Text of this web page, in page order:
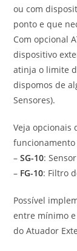
ou com
ponto e que
Com opcional
dispositivo
atinja o limite
dispomos de
Sensores).
Veja opcionais
funcionamento
– SG-10:
– FG-10: Filtro
Possível
entre mínimo
do Atuador